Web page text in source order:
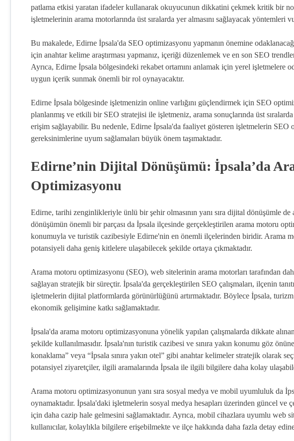
patlama etkisi yaratan ifadeler kullanarak okuyucunun dikkatini çekmek kritik bir
işletmelerinin arama motorlarında üst sıralarda yer almasını sağlayacak yöntemleri
Bu makalede, Edirne İpsala'da SEO optimizasyonu yapmanın önemine
için anahtar kelime araştırması yapmanız, içeriği düzenlemek ve en son SEO
Ayrıca, Edirne İpsala bölgesindeki rekabet ortamını anlamak için yerel işletmelere
uygun içerik sunmak önemli bir rol oynayacaktır.
Edirne İpsala bölgesinde işletmenizin online varlığını güçlendirmek için SEO
planlanmış ve etkili bir SEO stratejisi ile işletmeniz, arama sonuçlarında üst
erişim sağlayabilir. Bu nedenle, Edirne İpsala'da faaliyet gösteren işletmelerin SEO
gereksinimlerine uyum sağlamaları büyük önem taşımaktadır.
Edirne’nin Dijital Dönüşümü: İpsala’da
Optimizasyonu
Edirne, tarihi zenginlikleriyle ünlü bir şehir olmasının yanı sıra dijital dönüşümle de
dönüşümün önemli bir parçası da İpsala ilçesinde gerçekleştirilen arama motoru
konumuyla ve turistik cazibesiyle Edirne'nin en önemli ilçelerinden biridir. Arama
potansiyeli daha geniş kitlelere ulaşabilecek şekilde ortaya çıkmaktadır.
Arama motoru optimizasyonu (SEO), web sitelerinin arama motorları tarafından
sağlayan stratejik bir süreçtir. İpsala'da gerçekleştirilen SEO çalışmaları, ilçenin
işletmelerin dijital platformlarda görünürlüğünü artırmaktadır. Böylece İpsala,
ekonomik gelişimine katkı sağlamaktadır.
İpsala'da arama motoru optimizasyonuna yönelik yapılan çalışmalarda dikkate
şekilde kullanılmasıdır. İpsala'nın turistik cazibesi ve sınıra yakın konumu göz
konaklama” veya “İpsala sınıra yakın otel” gibi anahtar kelimeler stratejik olarak
potansiyel ziyaretçiler, ilgili aramalarında İpsala ile ilgili bilgilere daha kolay
Arama motoru optimizasyonunun yanı sıra sosyal medya ve mobil uyumluluk da
oynamaktadır. İpsala'daki işletmelerin sosyal medya hesapları üzerinden güncel ve
için daha cazip hale gelmesini sağlamaktadır. Ayrıca, mobil cihazlara uyumlu web
kullanıcılar, kolaylıkla bilgilere erişebilmekte ve ilçe hakkında daha fazla detay